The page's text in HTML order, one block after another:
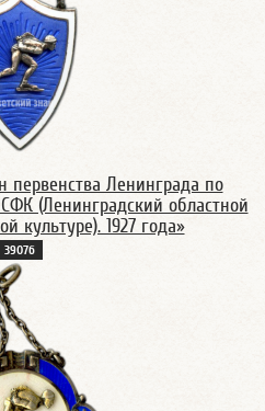
первенства Ленинграда по
(Ленинградский областной
культуре). 1927 года»
3907б